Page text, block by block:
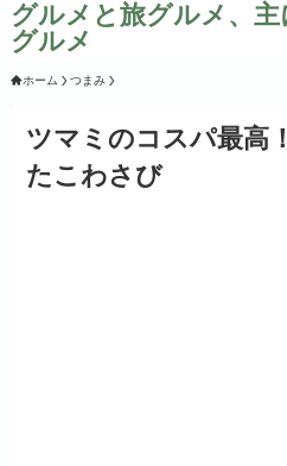
グルメと旅グルメ、
グルメ
ホーム つまみ
ツマミのコスパ最高
たこわさび